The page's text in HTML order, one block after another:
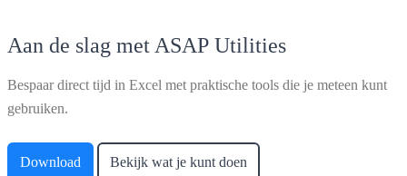
Aan de slag met ASAP Utilities
Bespaar direct tijd in Excel met praktische tools die je meteen kunt
gebruiken.
Download Bekijk wat je kunt doen